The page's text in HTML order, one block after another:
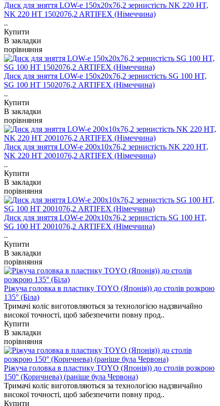
Диск для зняття LOW-e 150x20x76,2 зернистість NK 220 HT,
NK 220 HT 1502076,2 ARTIFEX (Німеччина)
..
Купити
В закладки
порівняння
Диск для зняття LOW-e 150x20x76,2 зернистість SG 100 HT,
SG 100 НТ 1502076,2 ARTIFEX (Німеччина)
..
Купити
В закладки
порівняння
Диск для зняття LOW-e 200x10x76,2 зернистість NK 220 HT,
NK 220 HT 2001076,2 ARTIFEX (Німеччина)
..
Купити
В закладки
порівняння
Диск для зняття LOW-e 200x10x76,2 зернистість SG 100 HT,
SG 100 НТ 2001076,2 ARTIFEX (Німеччина)
..
Купити
В закладки
порівняння
Ріжуча головка в пластику TOYO (Японія)) до столів розкрою
135° (Біла)
Тримачі коліс виготовляються за технологією надзвичайно
високої точності, щоб забезпечити повну прод..
Купити
В закладки
порівняння
Ріжуча головка в пластику TOYO (Японія)) до столів розкрою
150° (Коричнева) (раніше була Червона)
Тримачі коліс виготовляються за технологією надзвичайно
високої точності, щоб забезпечити повну прод..
Купити